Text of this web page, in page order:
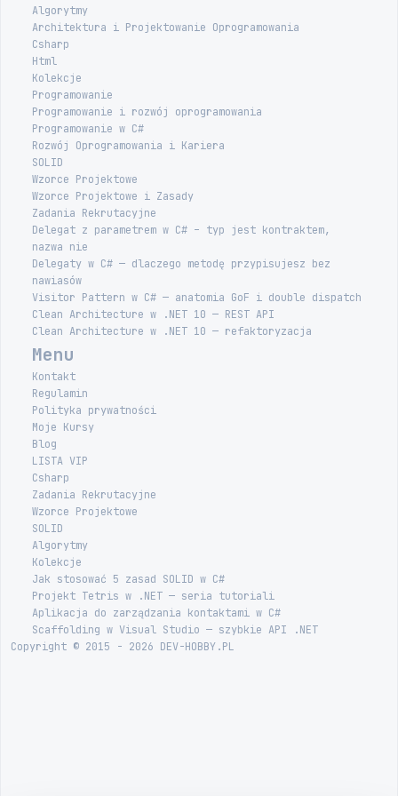
Algorytmy
Architektura i Projektowanie Oprogramowania
Csharp
Html
Kolekcje
Programowanie
Programowanie i rozwój oprogramowania
Programowanie w C#
Rozwój Oprogramowania i Kariera
SOLID
Wzorce Projektowe
Wzorce Projektowe i Zasady
Zadania Rekrutacyjne
Delegat z parametrem w C# – typ jest kontraktem,
nazwa nie
Delegaty w C# — dlaczego metodę przypisujesz bez
nawiasów
Visitor Pattern w C# — anatomia GoF i double dispatch
Clean Architecture w .NET 10 — REST API
Clean Architecture w .NET 10 — refaktoryzacja
Menu
Kontakt
Regulamin
Polityka prywatności
Moje Kursy
Blog
LISTA VIP
Csharp
Zadania Rekrutacyjne
Wzorce Projektowe
SOLID
Algorytmy
Kolekcje
Jak stosować 5 zasad SOLID w C#
Projekt Tetris w .NET — seria tutoriali
Aplikacja do zarządzania kontaktami w C#
Scaffolding w Visual Studio — szybkie API .NET
Copyright © 2015 - 2026 DEV-HOBBY.PL